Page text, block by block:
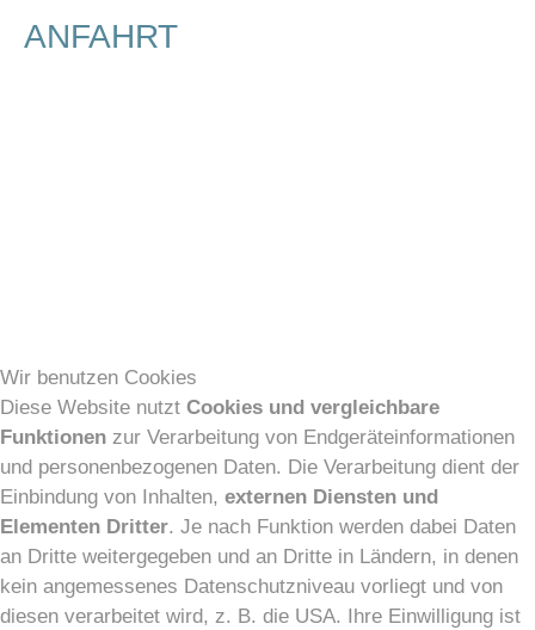
FACHVERMIETUNG
ANFAHRT
Wir benutzen Cookies
Diese Website nutzt Cookies und vergleichbare
Funktionen zur Verarbeitung von Endgeräteinformationen
und personenbezogenen Daten. Die Verarbeitung dient der
Einbindung von Inhalten, externen Diensten und
Elementen Dritter. Je nach Funktion werden dabei Daten
an Dritte weitergegeben und an Dritte in Ländern, in denen
kein angemessenes Datenschutzniveau vorliegt und von
diesen verarbeitet wird, z. B. die USA. Ihre Einwilligung ist